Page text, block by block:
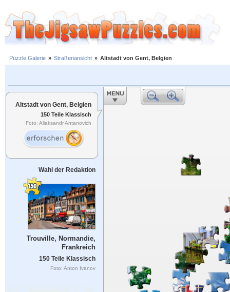
Puzzle Galerie » Straßenansicht » Altstadt von Gent, Belgien
Altstadt von Gent, Belgien
150 Teile Klassisch
Foto: Aliaksandr Antanovich
Wahl der Redaktion
Trouville, Normandie,
Frankreich
150 Teile Klassisch
Foto: Anton Ivanov